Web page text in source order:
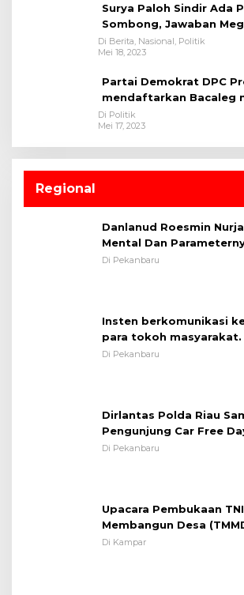
Surya Paloh Sindir Ada
Sombong, Jawaban
Di Berita, Nasional, Politik
Mei 18, 2023
Partai Demokrat DPC
mendaftarkan Bacaleg
Di Politik
Mei 17, 2023
Regional
Danlanud Roesmin
Mental Dan
Melaksanakan ✈
Di Pekanbaru
Insten berkomunikasi
para tokoh masyarakat.
System OMP LK ²024
Di Pekanbaru
Dirlantas Polda Riau
Pengunjung Car Free
Pesan Edukasi
Di Pekanbaru
Upacara Pembukaan
Membangun Desa
Kodim 0313/KPR Tahun
Di Kampar